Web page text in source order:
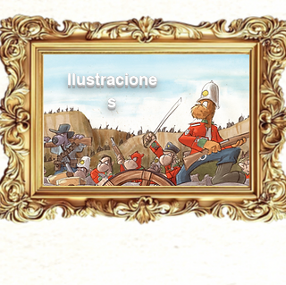
Ilustracione
s